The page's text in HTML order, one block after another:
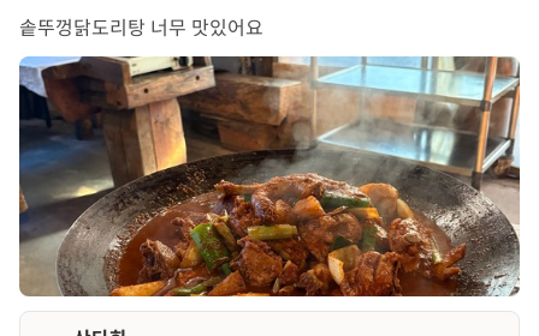
솥뚜껑닭도리탕 너무 맛있어요